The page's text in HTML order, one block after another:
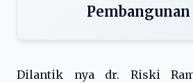
Pembangunan
Dilantik nya dr. Riski